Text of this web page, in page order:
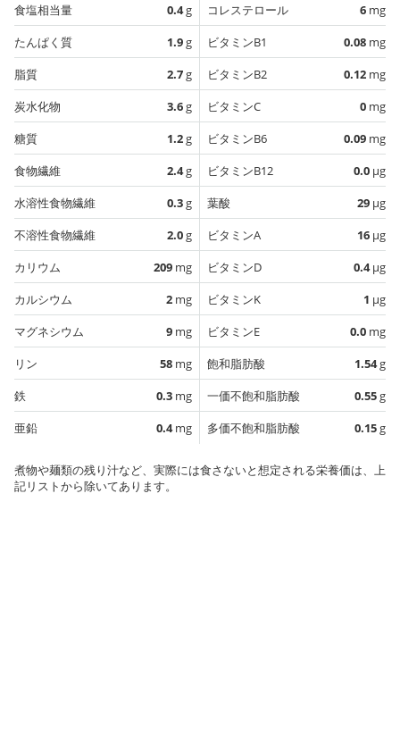
食塩相当量
0.4g
たんぱく質
1.9g
脂質
2.7g
炭水化物
3.6g
糖質
1.2g
食物繊維
2.4g
水溶性食物繊維
0.3g
不溶性食物繊維
2.0g
カリウム
209 mg
カルシウム
2 mg
マグネシウム
9 mg
リン
58 mg
鉄
0.3 mg
亜鉛
0.4mg
コレステロール
6 mg
ビタミンB1
0.08 mg
ビタミンB2
0.12 mg
ビタミンC
0 mg
ビタミンB6
0.09 mg
ビタミンB12
0.0 µg
葉酸
29 µg
ビタミンA
16 µg
ビタミンD
0.4µg
ビタミンK
1 µg
ビタミンE
0.0 mg
飽和脂肪酸
1.54g
一価不飽和脂肪酸
0.55g
多価不飽和脂肪酸
0.15g
煮物や麺類の残り汁など、実際には食さないと想定される栄養価は、上
記リストから除いてあります。